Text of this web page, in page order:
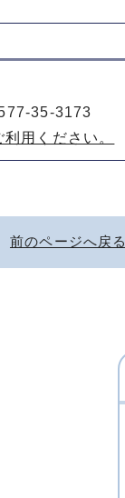
35-3173
用ください。
前のページへ戻る